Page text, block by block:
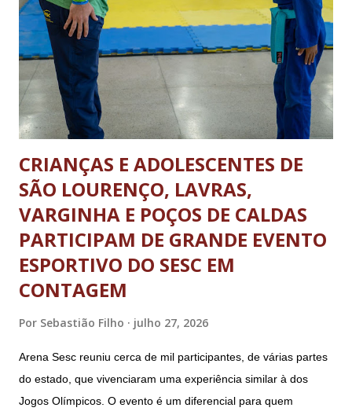
encontrarem em operação de descarga. A nova legislação vale
para os ônibus que viajam entre estados e municípios quanto
carretas e caminhões pesados. A determinação não se aplica
aos ônibus que realizam o transporte dentro da...
CRIANÇAS E ADOLESCENTES DE
SÃO LOURENÇO, LAVRAS,
VARGINHA E POÇOS DE CALDAS
PARTICIPAM DE GRANDE EVENTO
ESPORTIVO DO SESC EM
CONTAGEM
Por Sebastião Filho julho 27, 2026
Arena Sesc reuniu cerca de mil participantes, de várias partes
do estado, que vivenciaram uma experiência similar à dos
Jogos Olímpicos. O evento é um diferencial para quem